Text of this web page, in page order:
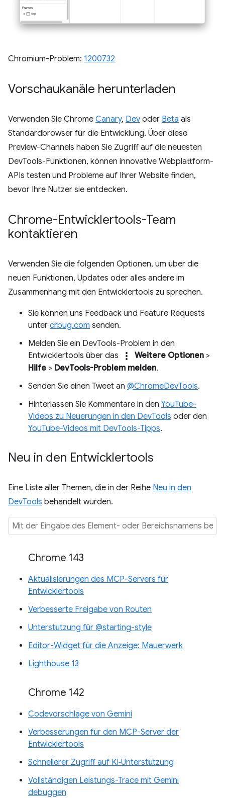
Chromium-Problem: 1200732
Vorschaukanäle herunterladen
Verwenden Sie Chrome Canary, Dev oder Beta als
Standardbrowser für die Entwicklung. Über diese
Preview-Channels haben Sie Zugriff auf die neuesten
DevTools-Funktionen, können innovative Webplattform-
APIs testen und Probleme auf Ihrer Website finden,
bevor Ihre Nutzer sie entdecken.
Chrome-Entwicklertools-Team
kontaktieren
Verwenden Sie die folgenden Optionen, um über die
neuen Funktionen, Updates oder alles andere im
Zusammenhang mit den Entwicklertools zu sprechen.
Sie können uns Feedback und Feature Requests
unter crbug.com senden.
Melden Sie ein DevTools-Problem in den
Entwicklertools über das
more_vert Weitere Optionen >
Hilfe > DevTools-Problem melden.
Senden Sie einen Tweet an @ChromeDevTools.
Hinterlassen Sie Kommentare in den YouTube-
Videos zu Neuerungen in den DevTools oder den
YouTube-Videos mit DevTools-Tipps.
Neu in den Entwicklertools
Eine Liste aller Themen, die in der Reihe Neu in den
DevTools behandelt wurden.
Chrome 143
Aktualisierungen des MCP-Servers für
Entwicklertools
Verbesserte Freigabe von Routen
Unterstützung für @starting-style
Editor-Widget für die Anzeige: Mauerwerk
Lighthouse 13
Chrome 142
Codevorschläge von Gemini
Verbesserungen für den MCP-Server der
Entwicklertools
Schnellerer Zugriff auf KI‑Unterstützung
Vollständigen Leistungs-Trace mit Gemini
debuggen